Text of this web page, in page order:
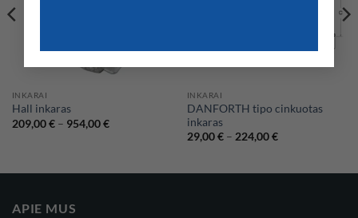
INKARAI
Hall inkaras
209,00€ – 954,00€Price
INKARAI
DANFORTH tipo cinkuotas
inkaras
29,00€ – 224,00€Price
224,00 €
APIE MUS